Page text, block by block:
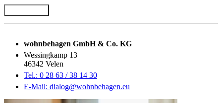
wohnbehagen GmbH & Co. KG
Wessingkamp 13
46342 Velen
Tel.: 0 28 63 / 38 14 30
E-Mail: dialog@wohnbehagen.eu